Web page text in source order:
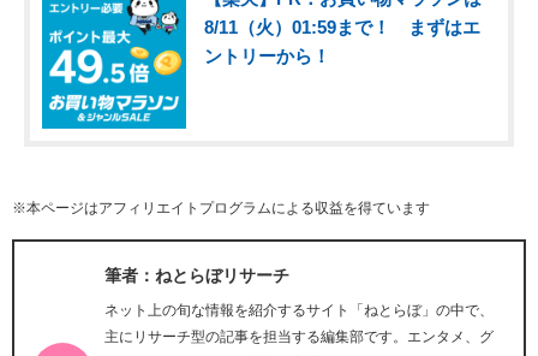
8/11（火）01:59まで！ まずはエ
ントリーから！
※本ページはアフィリエイトプログラムによる収益を得ています
筆者：ねとらぼリサーチ
ネット上の旬な情報を紹介するサイト「ねとらぼ」の中で、
主にリサーチ型の記事を担当する編集部です。エンタメ、グ